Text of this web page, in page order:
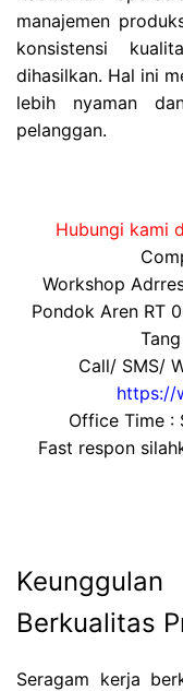
manajemen
konsistensi
dihasilkan. Hal ini
lebih nyaman
pelanggan.
Hubungi kami
Workshop
Pondok Aren RT
Call/ SMS/
https://
Office Time :
Fast respon
Berkualitas
Seragam kerja